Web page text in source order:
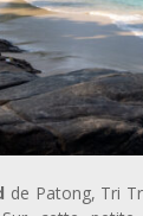
de Patong, Tri